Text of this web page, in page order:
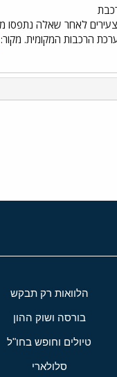
הרכבות המקומית. מקור:
הלוואות רק תבקש
בורסה ושוק ההון
טיולים וחופש בחו"ל
סלולארי